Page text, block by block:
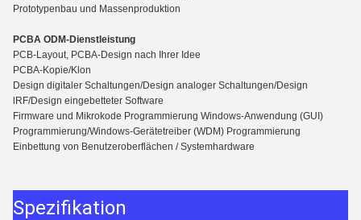
Prototypenbau und Massenproduktion
PCBA ODM-Dienstleistung
PCB-Layout, PCBA-Design nach Ihrer Idee
PCBA-Kopie/Klon
Design digitaler Schaltungen/Design analoger Schaltungen/Design
lRF/Design eingebetteter Software
Firmware und Mikrokode Programmierung Windows-Anwendung (GUI)
Programmierung/Windows-Gerätetreiber (WDM) Programmierung
Einbettung von Benutzeroberflächen / Systemhardware
Spezifikation